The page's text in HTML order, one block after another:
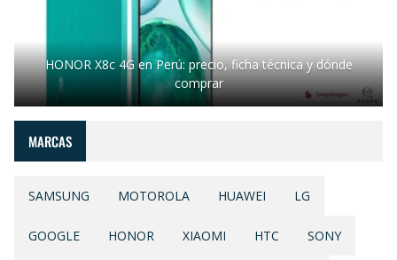
HONOR X8c 4G en Perú: precio, ficha técnica y dónde
comprar
MARCAS
SAMSUNG MOTOROLA HUAWEI LG
GOOGLE HONOR XIAOMI HTC SONY